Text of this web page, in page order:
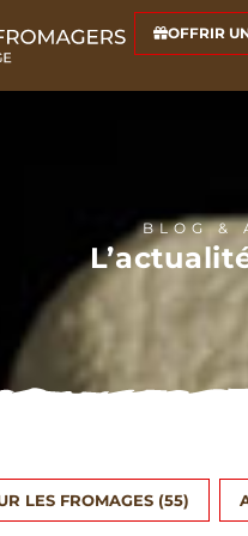
OFFRIR
BLOG &
LES FROMAGES (55)